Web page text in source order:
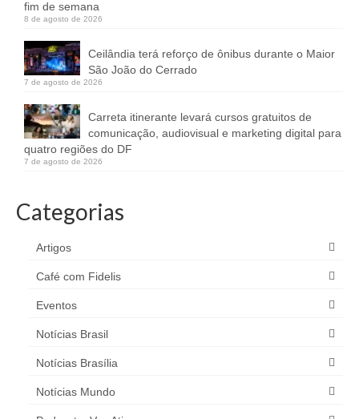
fim de semana
8 de agosto de 2026
Ceilândia terá reforço de ônibus durante o Maior
São João do Cerrado
7 de agosto de 2026
Carreta itinerante levará cursos gratuitos de
comunicação, audiovisual e marketing digital para
quatro regiões do DF
7 de agosto de 2026
Categorias
Artigos
Café com Fidelis
Eventos
Notícias Brasil
Notícias Brasília
Notícias Mundo